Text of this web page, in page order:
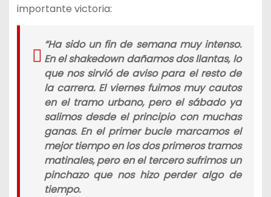
importante victoria:
“Ha sido un fin de semana muy intenso.
En el shakedown dañamos dos llantas, lo
que nos sirvió de aviso para el resto de
la carrera. El viernes fuimos muy cautos
en el tramo urbano, pero el sábado ya
salimos desde el principio con muchas
ganas. En el primer bucle marcamos el
mejor tiempo en los dos primeros tramos
matinales, pero en el tercero sufrimos un
pinchazo que nos hizo perder algo de
tiempo.